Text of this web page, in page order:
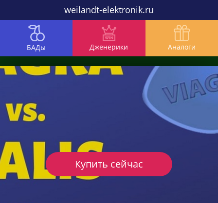
weilandt-elektronik.ru
БАДы Дженерики Аналоги
Купить сейчас